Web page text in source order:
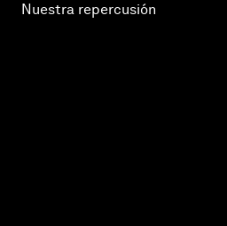
Nuestra repercusión